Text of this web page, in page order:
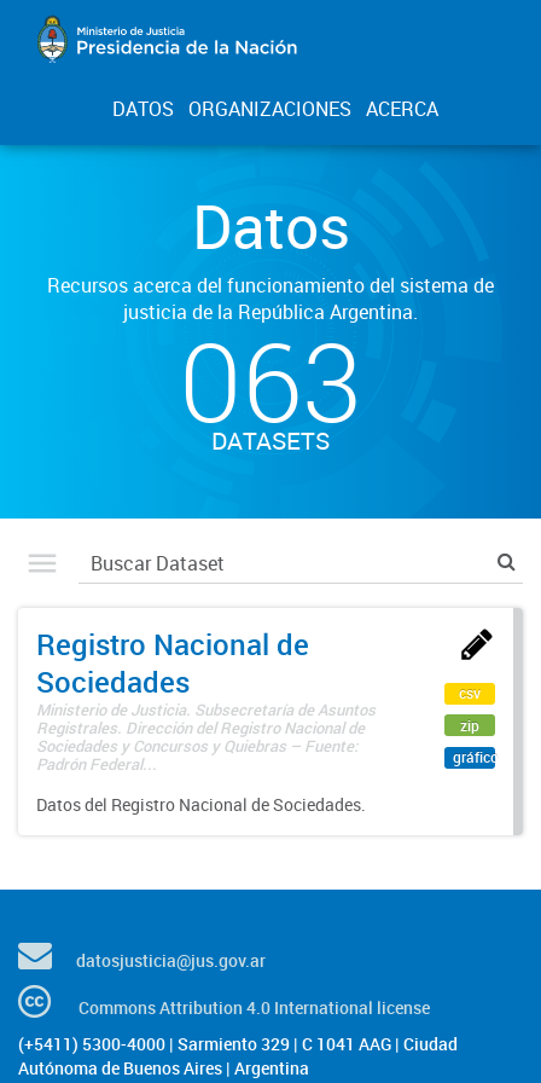
DATOS ORGANIZACIONES ACERCA
Datos
Recursos acerca del funcionamiento del sistema de
justicia de la República Argentina.
063
DATASETS
Registro Nacional de
Sociedades
Ministerio de Justicia. Subsecretaría de Asuntos
Registrales. Dirección del Registro Nacional de
Sociedades y Concursos y Quiebras – Fuente:
Padrón Federal...
Datos del Registro Nacional de Sociedades.
csv
zip
gráfico
datosjusticia@jus.gov.ar
Commons Attribution 4.0 International license
(+5411) 5300-4000 | Sarmiento 329 | C 1041 AAG | Ciudad
Autónoma de Buenos Aires | Argentina